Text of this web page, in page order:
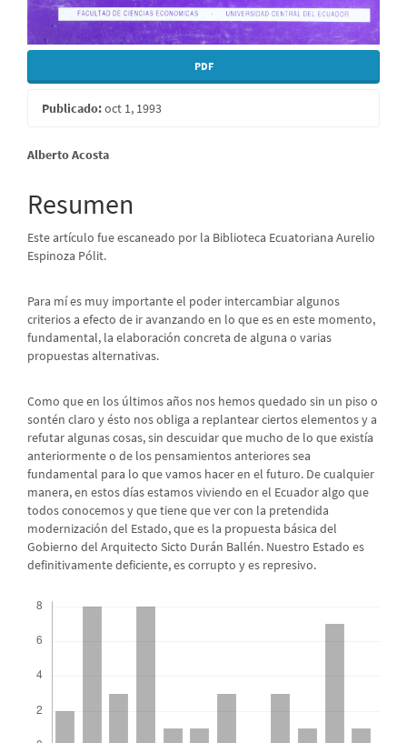
PDF
Publicado:oct 1, 1993
Contenido
principal
del
artículo
Alberto Acosta
Resumen
Este artículo fue escaneado por la Biblioteca Ecuatoriana Aurelio
Espinoza Pólit.
Para mí es muy importante el poder intercambiar algunos
criterios a efecto de ir avanzando en lo que es en este momento,
fundamental, la elaboración concreta de alguna o varias
propuestas alternativas.
Como que en los últimos años nos hemos quedado sin un piso o
sontén claro y ésto nos obliga a replantear ciertos elementos y a
refutar algunas cosas, sin descuidar que mucho de lo que existía
anteriormente o de los pensamientos anteriores sea
fundamental para lo que vamos hacer en el futuro. De cualquier
manera, en estos días estamos viviendo en el Ecuador algo que
todos conocemos y que tiene que ver con la pretendida
modernización del Estado, que es la propuesta básica del
Gobierno del Arquitecto Sicto Durán Ballén. Nuestro Estado es
definitivamente deficiente, es corrupto y es represivo.